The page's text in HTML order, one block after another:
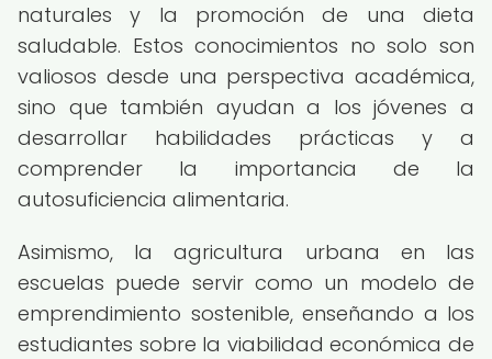
naturales y la promoción de una dieta
saludable. Estos conocimientos no solo son
valiosos desde una perspectiva académica,
sino que también ayudan a los jóvenes a
desarrollar habilidades prácticas y a
comprender la importancia de la
autosuficiencia alimentaria.
Asimismo, la agricultura urbana en las
escuelas puede servir como un modelo de
emprendimiento sostenible, enseñando a los
estudiantes sobre la viabilidad económica de